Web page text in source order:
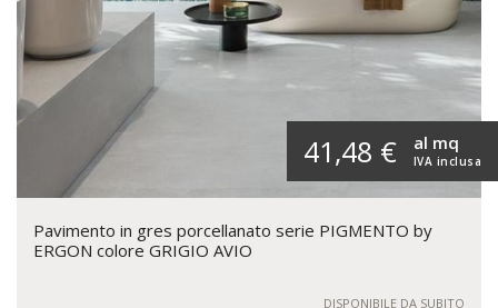
41,48 € IVA inclusa
al mq
Pavimento in gres porcellanato serie PIGMENTO by
ERGON colore GRIGIO AVIO
DISPONIBILE DA SUBITO